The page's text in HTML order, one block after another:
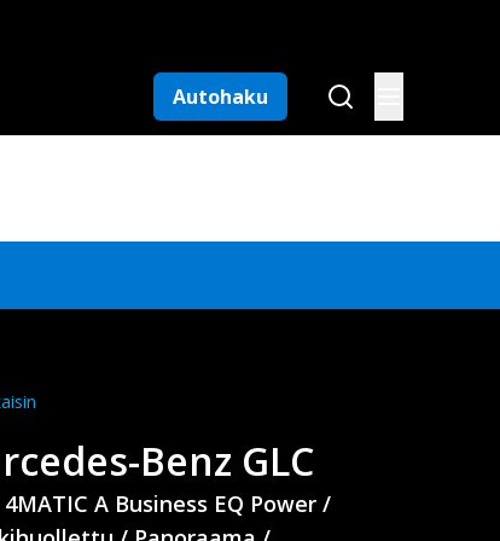
Autohaku
Benz GLC
4MATIC A Business EQ Power /